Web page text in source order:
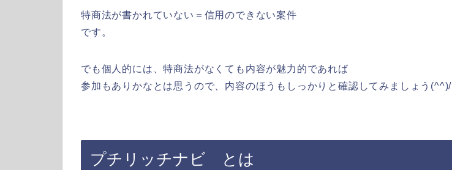
特商法が書かれていない＝信用のできない案件
です。
でも個人的には、特商法がなくても内容が魅力的であれば
参加もありかなとは思うので、内容のほうもしっかりと確認してみましょう(^^)/
プチリッチナビ とは